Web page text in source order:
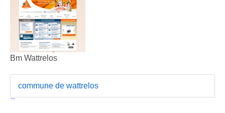
Bm Wattrelos
commune de wattrelos